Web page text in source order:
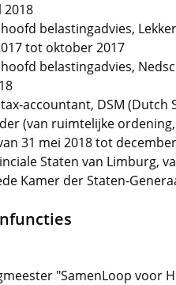
belastingadvies,
tot oktober 2017
belastingadvies,
accountant, DSM (Dutch
(van ruimtelijke
31 mei 2018 tot
Staten van Limburg,
Kamer der Staten-
"SamenLoop voor